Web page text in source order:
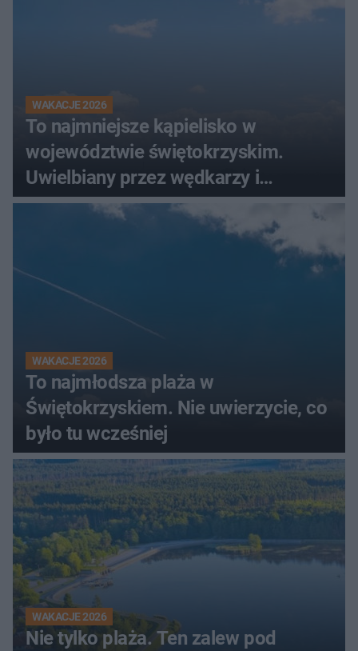
WAKACJE 2026
To najmniejsze kąpielisko w
województwie świętokrzyskim.
Uwielbiany przez wędkarzy i
turystów
WAKACJE 2026
To najmłodsza plaża w
Świętokrzyskiem. Nie uwierzycie, co
było tu wcześniej
WAKACJE 2026
Nie tylko plaża. Ten zalew pod